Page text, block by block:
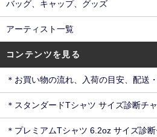
バッグ、キャップ、グッズ
アーティスト一覧
コンテンツを見る
＊お買い物の流れ、入荷の目安、配送
＊スタンダードTシャツ サイズ診断チ
＊プレミアムTシャツ 6.2oz サイズ診